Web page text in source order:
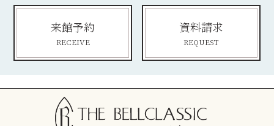
来館予約
RECEIVE
資料請求
REQUEST